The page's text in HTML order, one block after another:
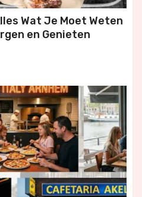
Wat Je Moet Weten
en Genieten